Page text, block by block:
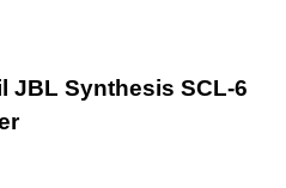
JBL Synthesis SCL-6